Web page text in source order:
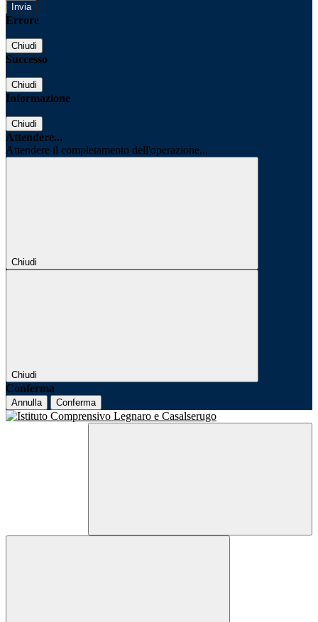
Errore
Chiudi
Successo
Chiudi
Informazione
Chiudi
Attendere...
Attendere il completamento dell'operazione...
Chiudi
Chiudi
Conferma
Annulla Conferma